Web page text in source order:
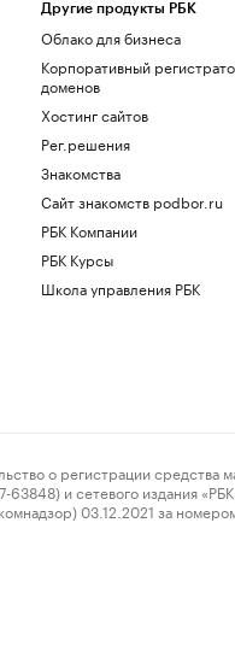
Другие продукты РБК
Облако для бизнеса
Корпоративный
доменов
Хостинг сайтов
Рег.решения
Знакомства
Сайт знакомств podbor.ru
РБК Компании
РБК Курсы
Школа управления РБК
о регистрации средства
и сетевого издания
03.12.2021 за